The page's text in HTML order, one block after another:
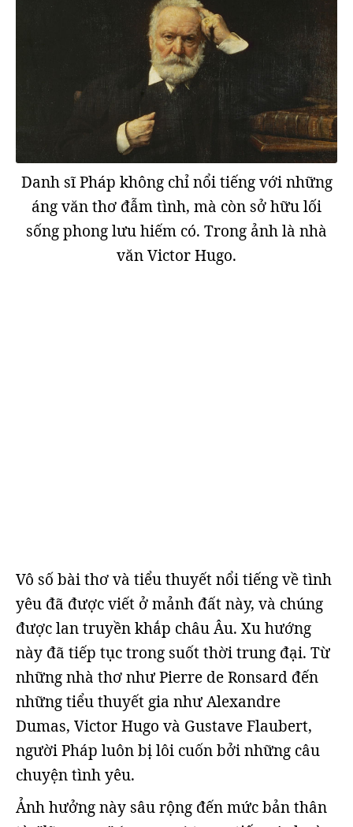
Danh sĩ Pháp không chỉ nổi tiếng với những
áng văn thơ đẫm tình, mà còn sở hữu lối
sống phong lưu hiếm có. Trong ảnh là nhà
văn Victor Hugo.
Vô số bài thơ và tiểu thuyết nổi tiếng về tình
yêu đã được viết ở mảnh đất này, và chúng
được lan truyền khắp châu Âu. Xu hướng
này đã tiếp tục trong suốt thời trung đại. Từ
những nhà thơ như Pierre de Ronsard đến
những tiểu thuyết gia như Alexandre
Dumas, Victor Hugo và Gustave Flaubert,
người Pháp luôn bị lôi cuốn bởi những câu
chuyện tình yêu.
Ảnh hưởng này sâu rộng đến mức bản thân